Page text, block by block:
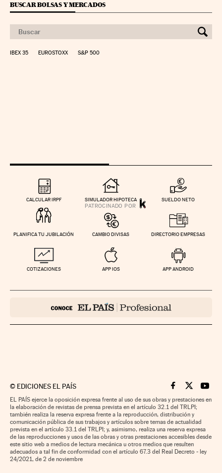
BUSCAR BOLSAS Y MERCADOS
IBEX 35 EUROSTOXX S&P 500
CALCULAR IRPF SIMULADOR HIPOTECA SUELDO NETO
PLANIFICA TU JUBILACIÓN CAMBIO DIVISAS DIRECTORIO EMPRESAS
COTIZACIONES APP IOS APP ANDROID
© EDICIONES EL PAÍS Cinco Días en
Cinco Días
Cinco
EL PAÍS ejerce la oposición expresa frente al uso de sus obras y prestaciones en
la elaboración de revistas de prensa prevista en el artículo 32.1 del TRLPI;
también realiza la reserva expresa frente a la reproducción, distribución y
comunicación pública de sus trabajos y artículos sobre temas de actualidad
prevista en el artículo 33.1 del TRLPI; y, asimismo, realiza una reserva expresa
de las reproducciones y usos de las obras y otras prestaciones accesibles desde
este sitio web a medios de lectura mecánica u otros medios que resulten
adecuados a tal fin de conformidad con el artículo 67.3 del Real Decreto - ley
24/2021, de 2 de noviembre